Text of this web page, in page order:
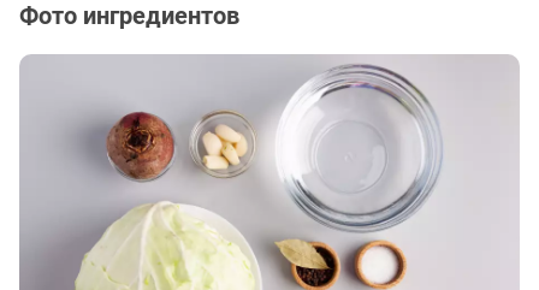
Фото ингредиентов